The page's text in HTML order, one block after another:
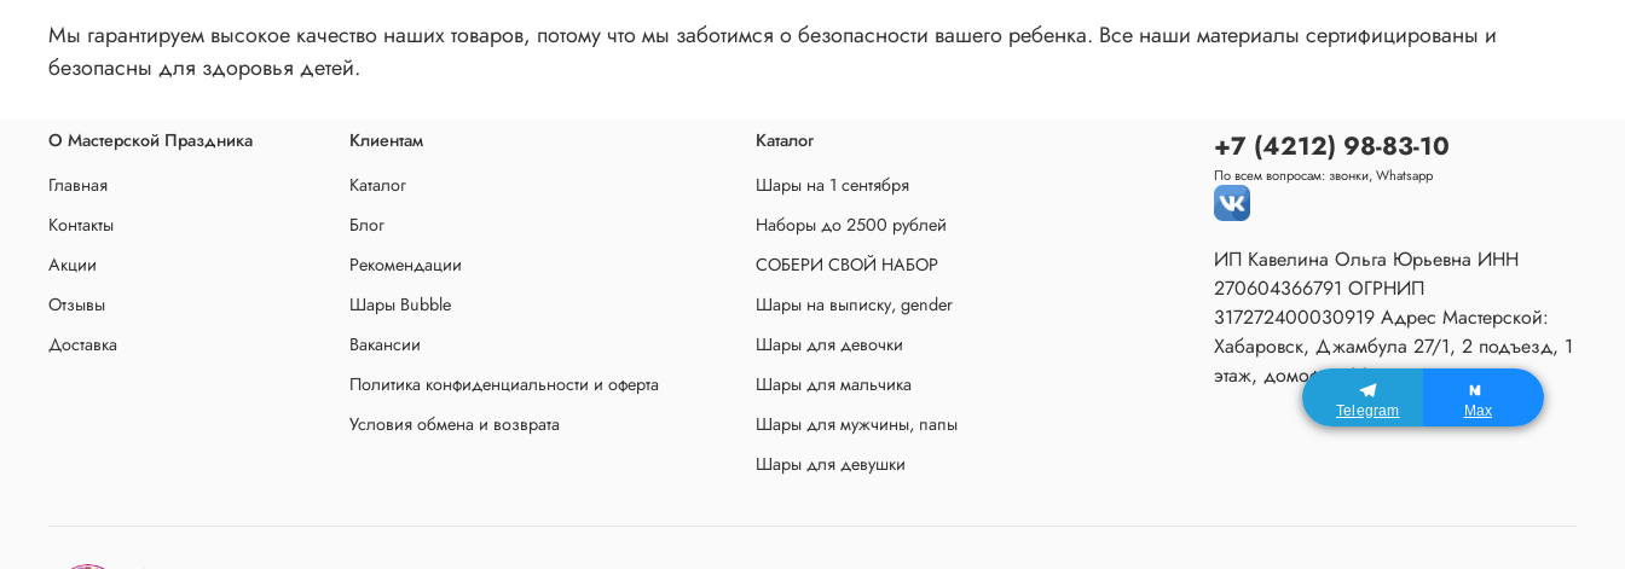
Мы гарантируем высокое качество наших товаров, потому что мы заботимся о безопасности вашего ребенка. Все наши материалы сертифицированы и
безопасны для здоровья детей.
О Мастерской Праздника
Главная
Контакты
Акции
Отзывы
Доставка
Клиентам
Каталог
Блог
Рекомендации
Шары Bubble
Вакансии
Политика конфиденциальности и оферта
Условия обмена и возврата
Каталог
Шары на 1 сентября
Наборы до 2500 рублей
СОБЕРИ СВОЙ НАБОР
Шары на выписку, gender
Шары для девочки
Шары для мальчика
Шары для мужчины, папы
Шары для девушки
+7 (4212) 98-83-10
По всем вопросам: звонки, Whatsapp
ИП Кавелина Ольга Юрьевна ИНН
270604366791 ОГРНИП
317272400030919 Адрес Мастерской:
Хабаровск, Джамбула 27/1, 2 подъезд, 1
этаж, домофон 80.
Telegram Max